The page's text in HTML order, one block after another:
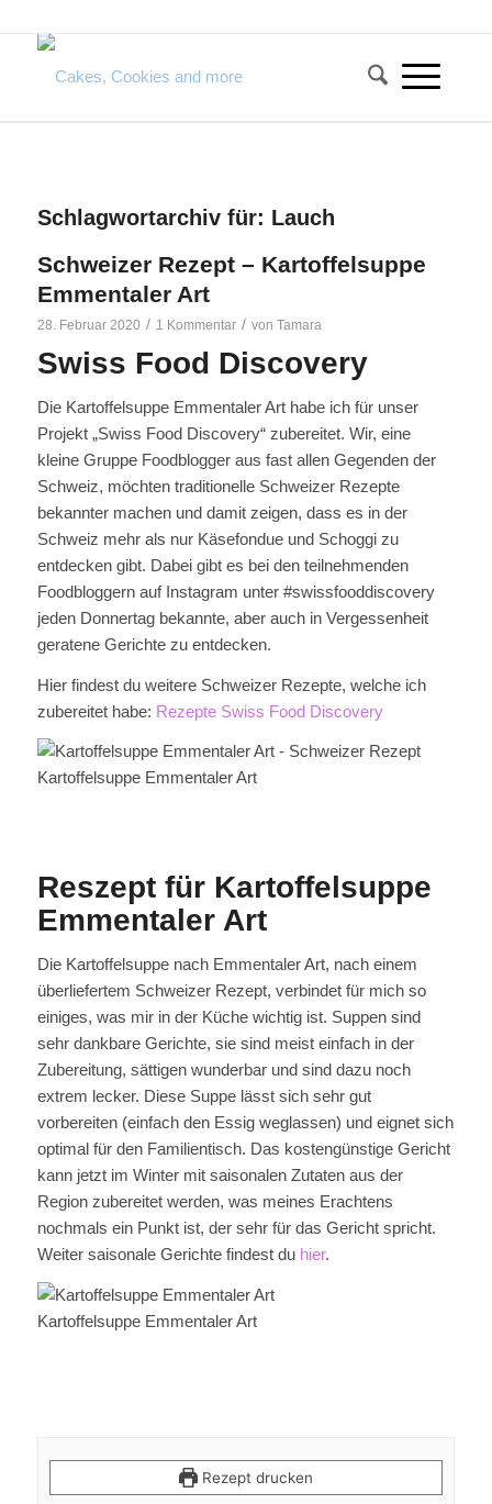
Schlagwortarchiv für: Lauch
Schweizer Rezept – Kartoffelsuppe
Emmentaler Art
28. Februar 2020 / 1 Kommentar / von Tamara
Swiss Food Discovery
Die Kartoffelsuppe Emmentaler Art habe ich für unser
Projekt „Swiss Food Discovery“ zubereitet. Wir, eine
kleine Gruppe Foodblogger aus fast allen Gegenden der
Schweiz, möchten traditionelle Schweizer Rezepte
bekannter machen und damit zeigen, dass es in der
Schweiz mehr als nur Käsefondue und Schoggi zu
entdecken gibt. Dabei gibt es bei den teilnehmenden
Foodbloggern auf Instagram unter #swissfooddiscovery
jeden Donnertag bekannte, aber auch in Vergessenheit
geratene Gerichte zu entdecken.
Hier findest du weitere Schweizer Rezepte, welche ich
zubereitet habe: Rezepte Swiss Food Discovery
Kartoffelsuppe Emmentaler Art
Reszept für Kartoffelsuppe
Emmentaler Art
Die Kartoffelsuppe nach Emmentaler Art, nach einem
überliefertem Schweizer Rezept, verbindet für mich so
einiges, was mir in der Küche wichtig ist. Suppen sind
sehr dankbare Gerichte, sie sind meist einfach in der
Zubereitung, sättigen wunderbar und sind dazu noch
extrem lecker. Diese Suppe lässt sich sehr gut
vorbereiten (einfach den Essig weglassen) und eignet sich
optimal für den Familientisch. Das kostengünstige Gericht
kann jetzt im Winter mit saisonalen Zutaten aus der
Region zubereitet werden, was meines Erachtens
nochmals ein Punkt ist, der sehr für das Gericht spricht.
Weiter saisonale Gerichte findest du hier.
Kartoffelsuppe Emmentaler Art
Rezept drucken